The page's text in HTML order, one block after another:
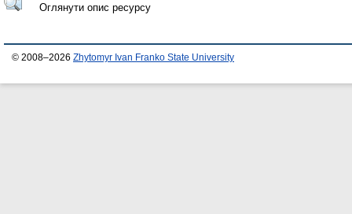
Оглянути опис ресурсу
© 2008–2026 Zhytomyr Ivan Franko State University